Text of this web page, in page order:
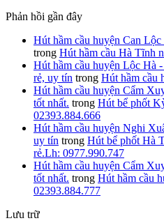
Phản hồi gần đây
Hút hầm cầu huyện Can
trong Hút hầm cầu Hà Tĩnh
Hút hầm cầu huyện Lộc Hà
rẻ, uy tín trong Hút hầm cầu
Hút hầm cầu huyện Cẩm
tốt nhất. trong Hút bể phốt
02393.884.666
Hút hầm cầu huyện Nghi
uy tín trong Hút bể phốt Hà
rẻ.Lh: 0977.990.747
Hút hầm cầu huyện Cẩm
tốt nhất. trong Hút hầm cầu
02393.884.777
Lưu trữ